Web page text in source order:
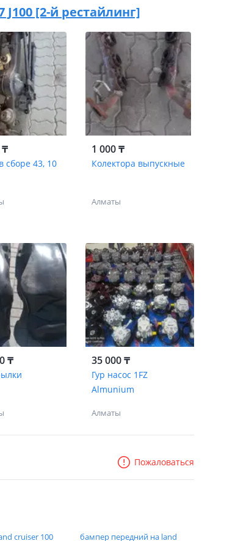
J100 [2-й рестайлинг]
₸
сборе 43, 10
1 000 ₸
Колектора выпускные
Алматы
₸ 35 000 ₸
Гур насос 1FZ
Almunium
Алматы
Пожаловаться
cruiser 100 бампер передний на land